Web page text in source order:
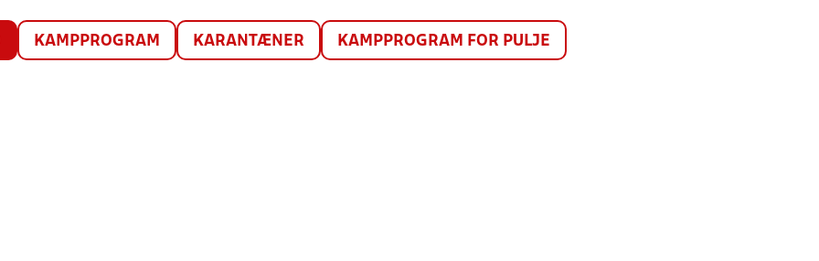
KAMPPROGRAM KARANTÆNER KAMPPROGRAM FOR PULJE